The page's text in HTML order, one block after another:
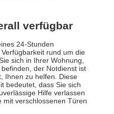
verfügbar
24-Stunden
rund um die
sich in Ihrer Wohnung,
der Notdienst ist
Ihnen zu helfen. Diese
bedeutet, dass Sie sich
Hilfe verlassen
mit verschlossenen Türen